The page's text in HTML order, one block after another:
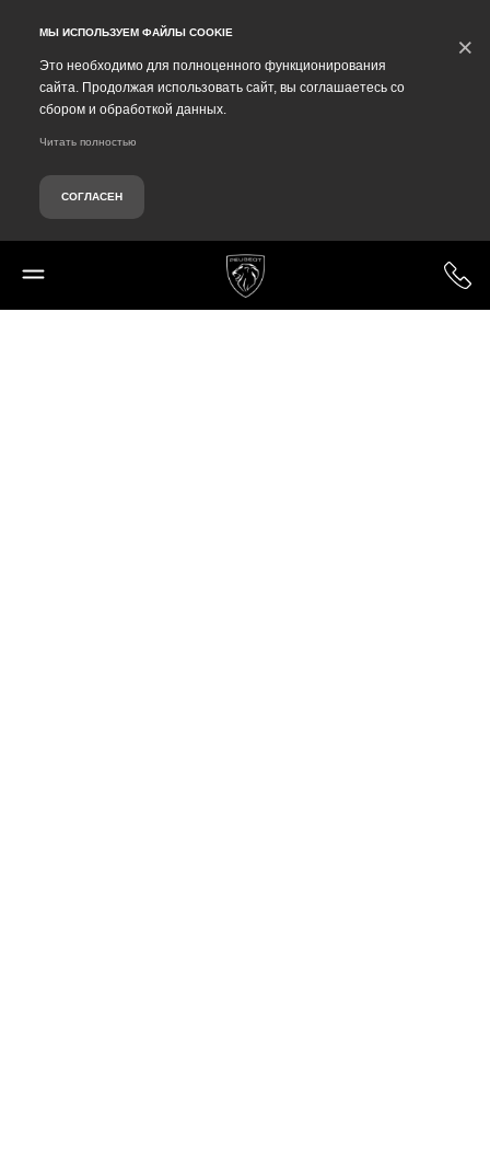
МЫ ИСПОЛЬЗУЕМ ФАЙЛЫ COOKIE
Это необходимо для полноценного функционирования
сайта. Продолжая использовать сайт, вы соглашаетесь со
сбором и обработкой данных.
Читать полностью
СОГЛАСЕН
×